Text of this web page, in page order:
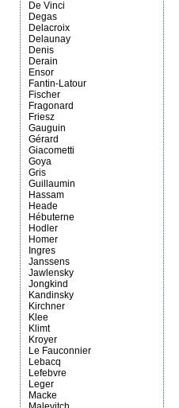
De Vinci
Degas
Delacroix
Delaunay
Denis
Derain
Ensor
Fantin-Latour
Fischer
Fragonard
Friesz
Gauguin
Gérard
Giacometti
Goya
Gris
Guillaumin
Hassam
Heade
Hébuterne
Hodler
Homer
Ingres
Janssens
Jawlensky
Jongkind
Kandinsky
Kirchner
Klee
Klimt
Kroyer
Le Fauconnier
Lebacq
Lefebvre
Leger
Macke